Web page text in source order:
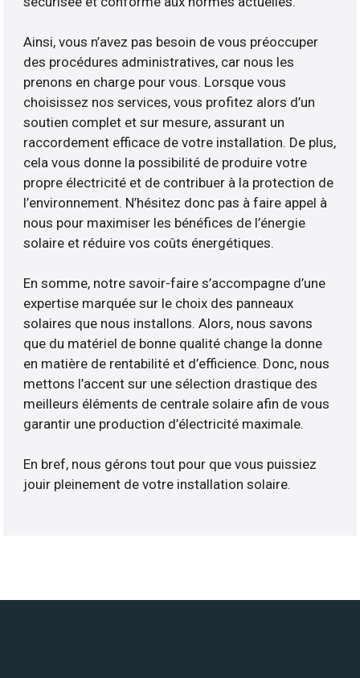
Ainsi, vous n’avez pas besoin de vous préoccuper
des procédures administratives, car nous les
prenons en charge pour vous. Lorsque vous
choisissez nos services, vous profitez alors d’un
soutien complet et sur mesure, assurant un
raccordement efficace de votre installation. De plus,
cela vous donne la possibilité de produire votre
propre électricité et de contribuer à la protection de
l’environnement. N’hésitez donc pas à faire appel à
nous pour maximiser les bénéfices de l’énergie
solaire et réduire vos coûts énergétiques.
En somme, notre savoir-faire s’accompagne d’une
expertise marquée sur le choix des panneaux
solaires que nous installons. Alors, nous savons
que du matériel de bonne qualité change la donne
en matière de rentabilité et d’efficience. Donc, nous
mettons l’accent sur une sélection drastique des
meilleurs éléments de centrale solaire afin de vous
garantir une production d’électricité maximale.
En bref, nous gérons tout pour que vous puissiez
jouir pleinement de votre installation solaire.